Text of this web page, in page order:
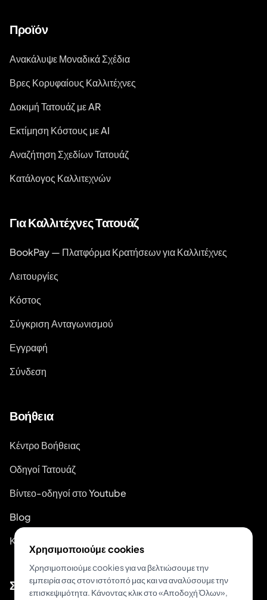
Προϊόν
Ανακάλυψε Μοναδικά Σχέδια
Βρες Κορυφαίους Καλλιτέχνες
Δοκιμή Τατουάζ με AR
Εκτίμηση Κόστους με AI
Αναζήτηση Σχεδίων Τατουάζ
Κατάλογος Καλλιτεχνών
Για Καλλιτέχνες Τατουάζ
BookPay — Πλατφόρμα Κρατήσεων για Καλλιτέχνες
Λειτουργίες
Κόστος
Σύγκριση Ανταγωνισμού
Εγγραφή
Σύνδεση
Βοήθεια
Κέντρο Βοήθειας
Οδηγοί Τατουάζ
Βίντεο-οδηγοί στο Youtube
Blog
Κατάσταση Συστήματος
Σχετικά
Χρησιμοποιούμε cookies
Χρησιμοποιούμε cookies για να βελτιώσουμε την
εμπειρία σας στον ιστότοπό μας και να αναλύσουμε την
επισκεψιμότητα. Κάνοντας κλικ στο «Αποδοχή Όλων»,